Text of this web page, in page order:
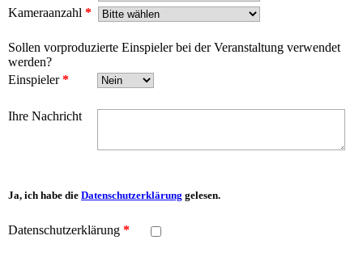
Kameraanzahl *
Sollen vorproduzierte Einspieler bei der Veranstaltung verwendet
werden?
Einspieler*
Ihre Nachricht
Ja, ich habe die Datenschutzerklärung gelesen.
Datenschutzerklärung *